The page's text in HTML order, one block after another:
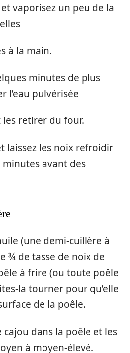
vaporisez un peu de la
à la main.
minutes de plus
l’eau pulvérisée
les retirer du four.
laissez les noix refroidir
avant des
(une demi-cuillère à
¾ de tasse de noix de
à frire (ou toute poêle
la tourner pour qu’elle
de la poêle.
dans la poêle et les
à moyen-élevé.